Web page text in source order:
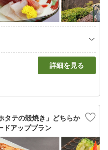
詳細を見る
タテの殻焼き」どちらか
ドアッププラン